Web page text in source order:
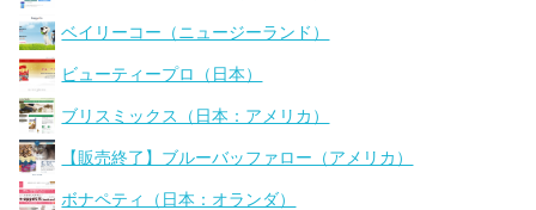
ベイリーコー（ニュージーランド）
ビューティープロ（日本）
ブリスミックス（日本：アメリカ）
【販売終了】ブルーバッファロー（アメリカ）
ボナペティ（日本：オランダ）